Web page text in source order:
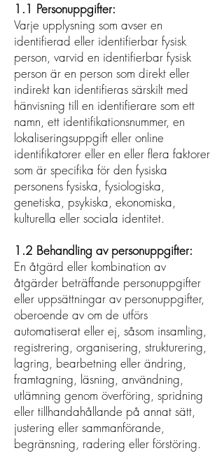
1.1 Personuppgifter:
Varje upplysning som avser en
identifierad eller identifierbar fysisk
person, varvid en identifierbar fysisk
person är en person som direkt eller
indirekt kan identifieras särskilt med
hänvisning till en identifierare som ett
namn, ett identifikationsnummer, en
lokaliseringsuppgift eller online
identifikatorer eller en eller flera faktorer
som är specifika för den fysiska
personens fysiska, fysiologiska,
genetiska, psykiska, ekonomiska,
kulturella eller sociala identitet.
1.2 Behandling av personuppgifter:
En åtgärd eller kombination av
åtgärder beträffande personuppgifter
eller uppsättningar av personuppgifter,
oberoende av om de utförs
automatiserat eller ej, såsom insamling,
registrering, organisering, strukturering,
lagring, bearbetning eller ändring,
framtagning, läsning, användning,
utlämning genom överföring, spridning
eller tillhandahållande på annat sätt,
justering eller sammanförande,
begränsning, radering eller förstöring.